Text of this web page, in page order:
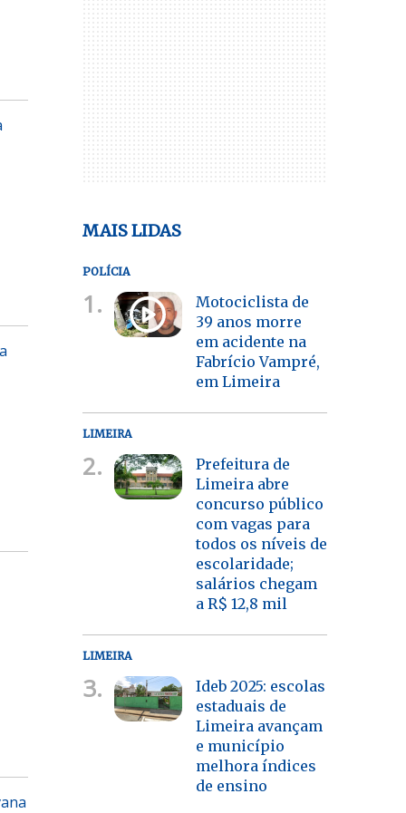
MAIS LIDAS
POLÍCIA
1.
Motociclista de
39 anos morre
em acidente na
Fabrício Vampré,
em Limeira
LIMEIRA
2.
Prefeitura de
Limeira abre
concurso público
com vagas para
todos os níveis de
escolaridade;
salários chegam
a R$ 12,8 mil
LIMEIRA
3.
Ideb 2025: escolas
estaduais de
Limeira avançam
e município
melhora índices
de ensino